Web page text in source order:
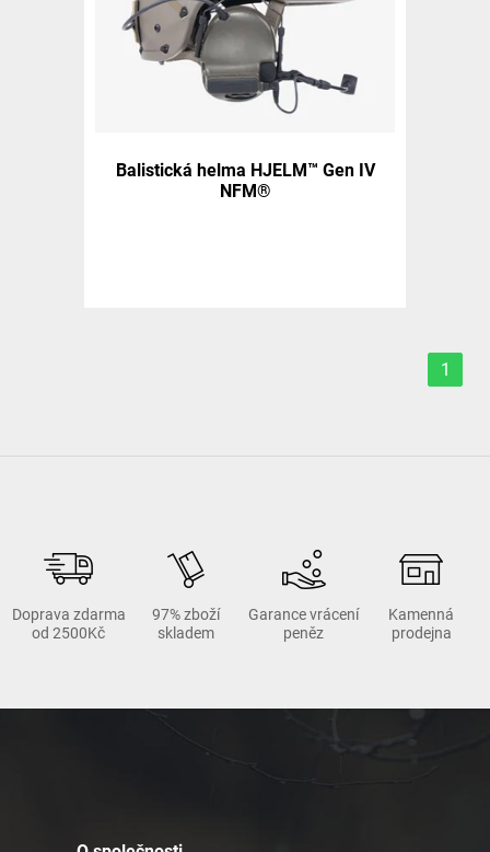
Balistická helma HJELM™ Gen IV
NFM®
1
Doprava zdarma
od 2500Kč
97% zboží
skladem
Garance vrácení
peněz
Kamenná
prodejna